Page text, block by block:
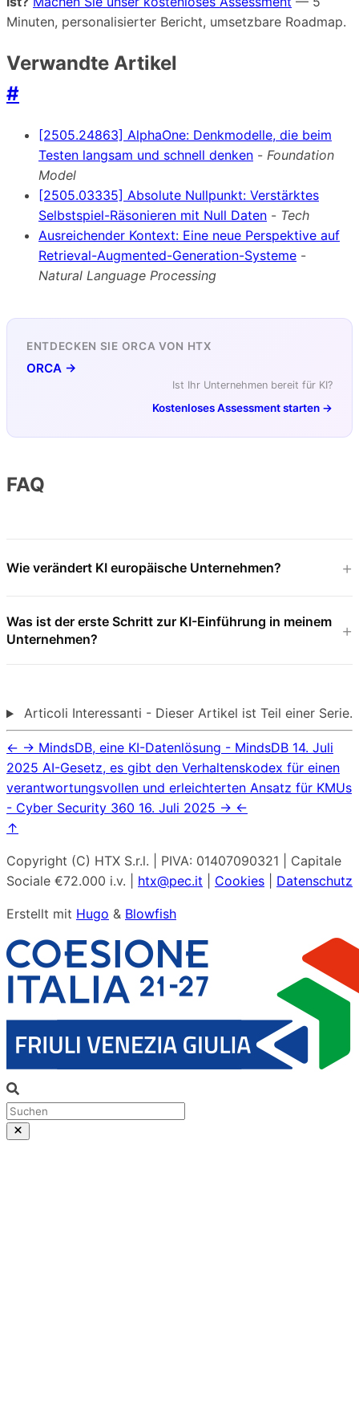
Minuten, personalisierter Bericht, umsetzbare Roadmap.
Verwandte Artikel
#
[2505.24863] AlphaOne: Denkmodelle, die beim
Testen langsam und schnell denken - Foundation
Model
[2505.03335] Absolute Nullpunkt: Verstärktes
Selbstspiel-Räsonieren mit Null Daten - Tech
Ausreichender Kontext: Eine neue Perspektive auf
Retrieval-Augmented-Generation-Systeme -
Natural Language Processing
ENTDECKEN SIE ORCA VON HTX
ORCA →
Ist Ihr Unternehmen bereit für KI?
Kostenloses Assessment starten →
FAQ
Wie verändert KI europäische Unternehmen?
Was ist der erste Schritt zur KI-Einführung in meinem
Unternehmen?
Articoli Interessanti - Dieser Artikel ist Teil einer Serie.
← → MindsDB, eine KI-Datenlösung - MindsDB 14. Juli
2025 AI-Gesetz, es gibt den Verhaltenskodex für einen
verantwortungsvollen und erleichterten Ansatz für KMUs
- Cyber Security 360 16. Juli 2025 → ←
↑
Copyright (C) HTX S.r.l. | PIVA: 01407090321 | Capitale
Sociale €72.000 i.v. | htx@pec.it Cookies Datenschutz
Erstellt mit Hugo & Blowfish